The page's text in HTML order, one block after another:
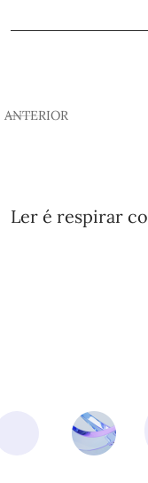
ANTERIOR
Ler é respirar